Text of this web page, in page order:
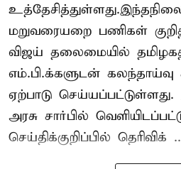
மறுவரையறை பணிகள்
விஜய் தலைமையில்
எம்.பி.க்களுடன்
ஏற்பாடு செய்யப்பட்டுள்ளது.
அரசு சார்பில்
செய்திக்குறிப்பில் தெரிவிக்